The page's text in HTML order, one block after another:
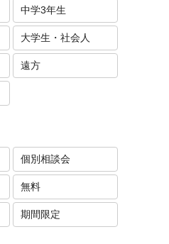
中学3年生
大学生・社会人
遠方
個別相談会
無料
期間限定